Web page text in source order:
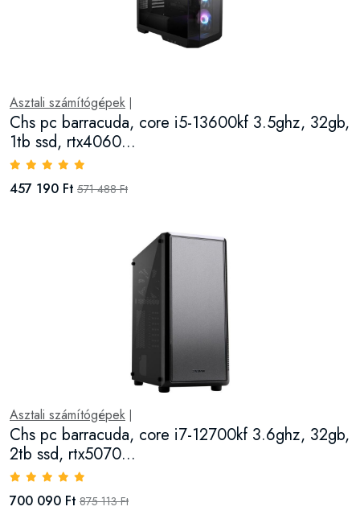
Asztali számítógépek |
Chs pc barracuda, core i5-13600kf 3.5ghz, 32gb,
1tb ssd, rtx4060...
457 190 Ft 571 488 Ft
Asztali számítógépek |
Chs pc barracuda, core i7-12700kf 3.6ghz, 32gb,
2tb ssd, rtx5070...
700 090 Ft 875 113 Ft